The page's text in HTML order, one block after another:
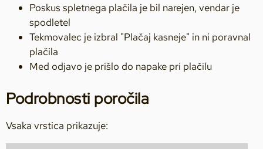
Poskus spletnega plačila je bil narejen, vendar je
spodletel
Tekmovalec je izbral "Plačaj kasneje" in ni poravnal
plačila
Med odjavo je prišlo do napake pri plačilu
Podrobnosti poročila
Vsaka vrstica prikazuje: